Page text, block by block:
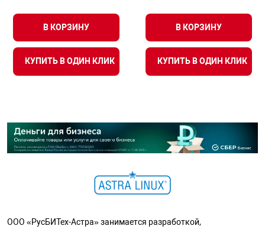
В КОРЗИНУ
КУПИТЬ В ОДИН КЛИК
В КОРЗИНУ
КУПИТЬ В ОДИН КЛИК
ООО «РусБИТех-Астра» занимается разработкой,